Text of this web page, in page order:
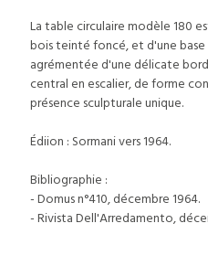
La table circulaire modèle 180
bois teinté foncé, et d'une base
agrémentée d'une délicate
central en escalier, de forme
présence sculpturale unique.
Édiion : Sormani vers 1964.
Bibliographie :
- Domus n°410, décembre 1964.
- Rivista Dell'Arredamento,